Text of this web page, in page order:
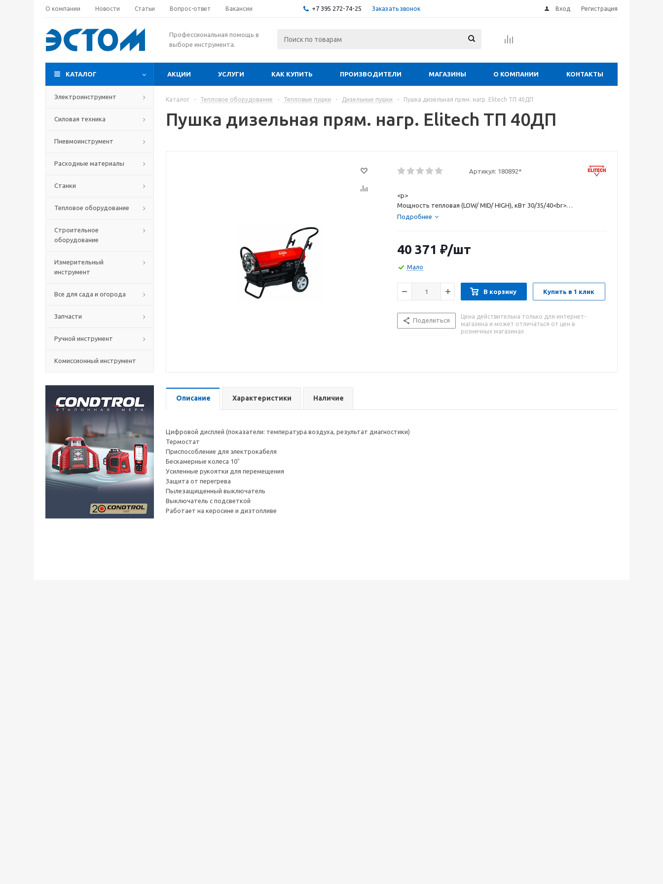
О компании Новости Статьи Вопрос-ответ Вакансии +7 395 272-74-25 Заказать звонок Вход Регистрация
Профессиональная помощь в
выборе инструмента.
КАТАЛОГ АКЦИИ УСЛУГИ КАК КУПИТЬ ПРОИЗВОДИТЕЛИ МАГАЗИНЫ О КОМПАНИИ КОНТАКТЫ
Электроинструмент
Силовая техника
Пневмоинструмент
Расходные материалы
Станки
Тепловое оборудование
Строительное
оборудование
Измерительный
инструмент
Все для сада и огорода
Запчасти
Ручной инструмент
Комиссионный инструмент
Каталог - Тепловое оборудование - Тепловые пушки - Дизельные пушки - Пушка дизельная прям. нагр. Elitech ТП 40ДП
Пушка дизельная прям. нагр. Elitech ТП 40ДП
Артикул: 180892*
<p>
Мощность тепловая (LOW/ MID/ HIGH), кВт 30/35/40<br>
Предназначены для временного обогрева зданий, которые
хорошо вентилируемыми.
</p>
Подробнее
40 371 ₽/шт
Мало
В корзину Купить в 1 клик
Поделиться
Цена действительна только для интернет-
магазина и может отличаться от цен в
розничных магазинах
Описание Характеристики Наличие
Цифровой дисплей (показатели: температура воздуха, результат диагностики)
Термостат
Приспособление для электрокабеля
Бескамерные колеса 10″
Усиленные рукоятки для перемещения
Защита от перегрева
Пылезащищенный выключатель
Выключатель с подсветкой
Работает на керосине и дизтопливе